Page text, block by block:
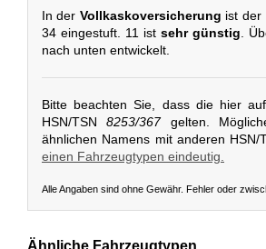
In der Vollkaskoversicherung ist der
34 eingestuft. 11 istsehr günstig.
nach unten entwickelt.
Bitte beachten Sie, dass die hier
HSN/TSN8253/367gelten.
ähnlichen Namens mit anderen
einen Fahrzeugtypen eindeutig.
Alle Angaben sind ohne Gewähr. Fehler oder